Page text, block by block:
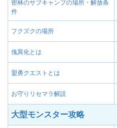
密林のサブキャンプの場所・解放条
件
フクズクの場所
傀異化とは
盟勇クエストとは
お守りリセマラ解説
大型モンスター攻略